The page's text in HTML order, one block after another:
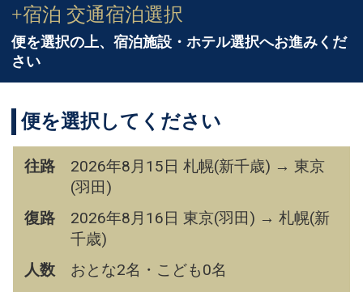
+宿泊 交通宿泊選択
便を選択の上、宿泊施設・ホテル選択へお進みくだ
さい
便を選択してください
往路
2026年8月15日 札幌(新千歳) → 東京
(羽田)
復路
2026年8月16日 東京(羽田) → 札幌(新
千歳)
人数
おとな2名・こども0名